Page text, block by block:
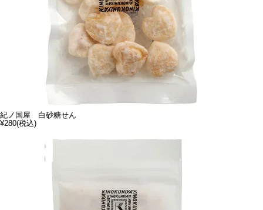
紀ノ国屋 白砂糖せん
¥280(税込)